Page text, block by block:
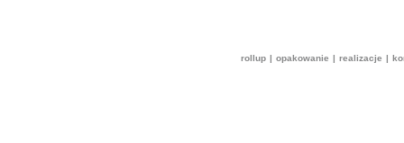
rollup | opakowanie | realizacje |